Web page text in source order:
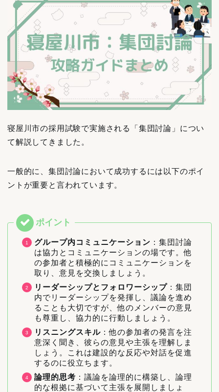
寝屋川市の採用試験で実施される「集団討論」につい
て解説してきました。
一般的に、集団討論において成功するには以下のポイ
ントが重要と言われています。
グループ内コミュニケーション ：集団討論
は協力とコミュニケーションの場です。他
の参加者と積極的にコミュニケーションを
取り、意見を交換しましょう。
リーダーシップとフォロワーシップ ：集団
内でリーダーシップを発揮し、議論を進め
ることも大切ですが、他のメンバーの意見
も尊重し、協力的に行動しましょう。
リスニングスキル ：他の参加者の発言を注
意深く聞き、彼らの意見や主張を理解しま
しょう。これは建設的な反応や対話を促進
するのに役立ちます。
論理的思考 ：議論を論理的に構築し、論理
的な根拠に基づいて主張を展開しましょ